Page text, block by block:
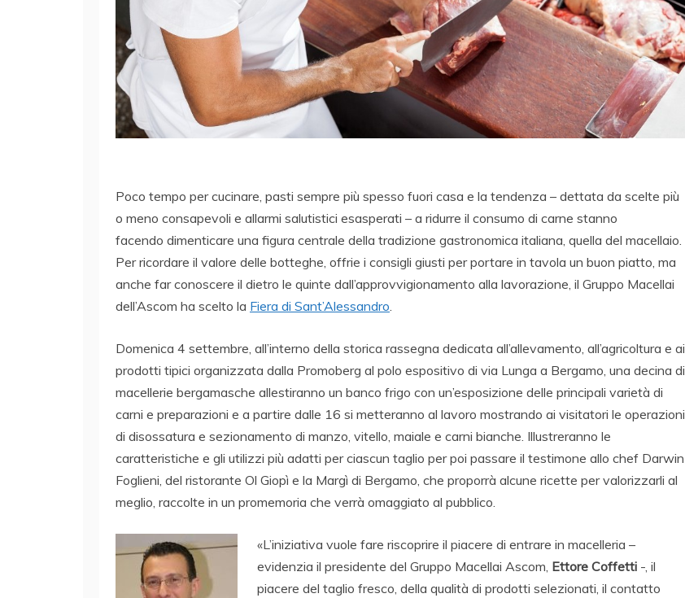
Poco tempo per cucinare, pasti sempre più spesso fuori casa e la tendenza – dettata da scelte più
o meno consapevoli e allarmi salutistici esasperati – a ridurre il consumo di carne stanno
facendo dimenticare una figura centrale della tradizione gastronomica italiana, quella del macellaio.
Per ricordare il valore delle botteghe, offrie i consigli giusti per portare in tavola un buon piatto, ma
anche far conoscere il dietro le quinte dall’approvvigionamento alla lavorazione, il Gruppo Macellai
dell’Ascom ha scelto la Fiera di Sant’Alessandro.
Domenica 4 settembre, all’interno della storica rassegna dedicata all’allevamento, all’agricoltura e ai
prodotti tipici organizzata dalla Promoberg al polo espositivo di via Lunga a Bergamo, una decina di
macellerie bergamasche allestiranno un banco frigo con un’esposizione delle principali varietà di
carni e preparazioni e a partire dalle 16 si metteranno al lavoro mostrando ai visitatori le operazioni
di disossatura e sezionamento di manzo, vitello, maiale e carni bianche. Illustreranno le
caratteristiche e gli utilizzi più adatti per ciascun taglio per poi passare il testimone allo chef Darwin
Foglieni, del ristorante Ol Giopì e la Margì di Bergamo, che proporrà alcune ricette per valorizzarli al
meglio, raccolte in un promemoria che verrà omaggiato al pubblico.
«L’iniziativa vuole fare riscoprire il piacere di entrare in macelleria –
evidenzia il presidente del Gruppo Macellai Ascom, Ettore Coffetti -, il
piacere del taglio fresco, della qualità di prodotti selezionati, il contatto